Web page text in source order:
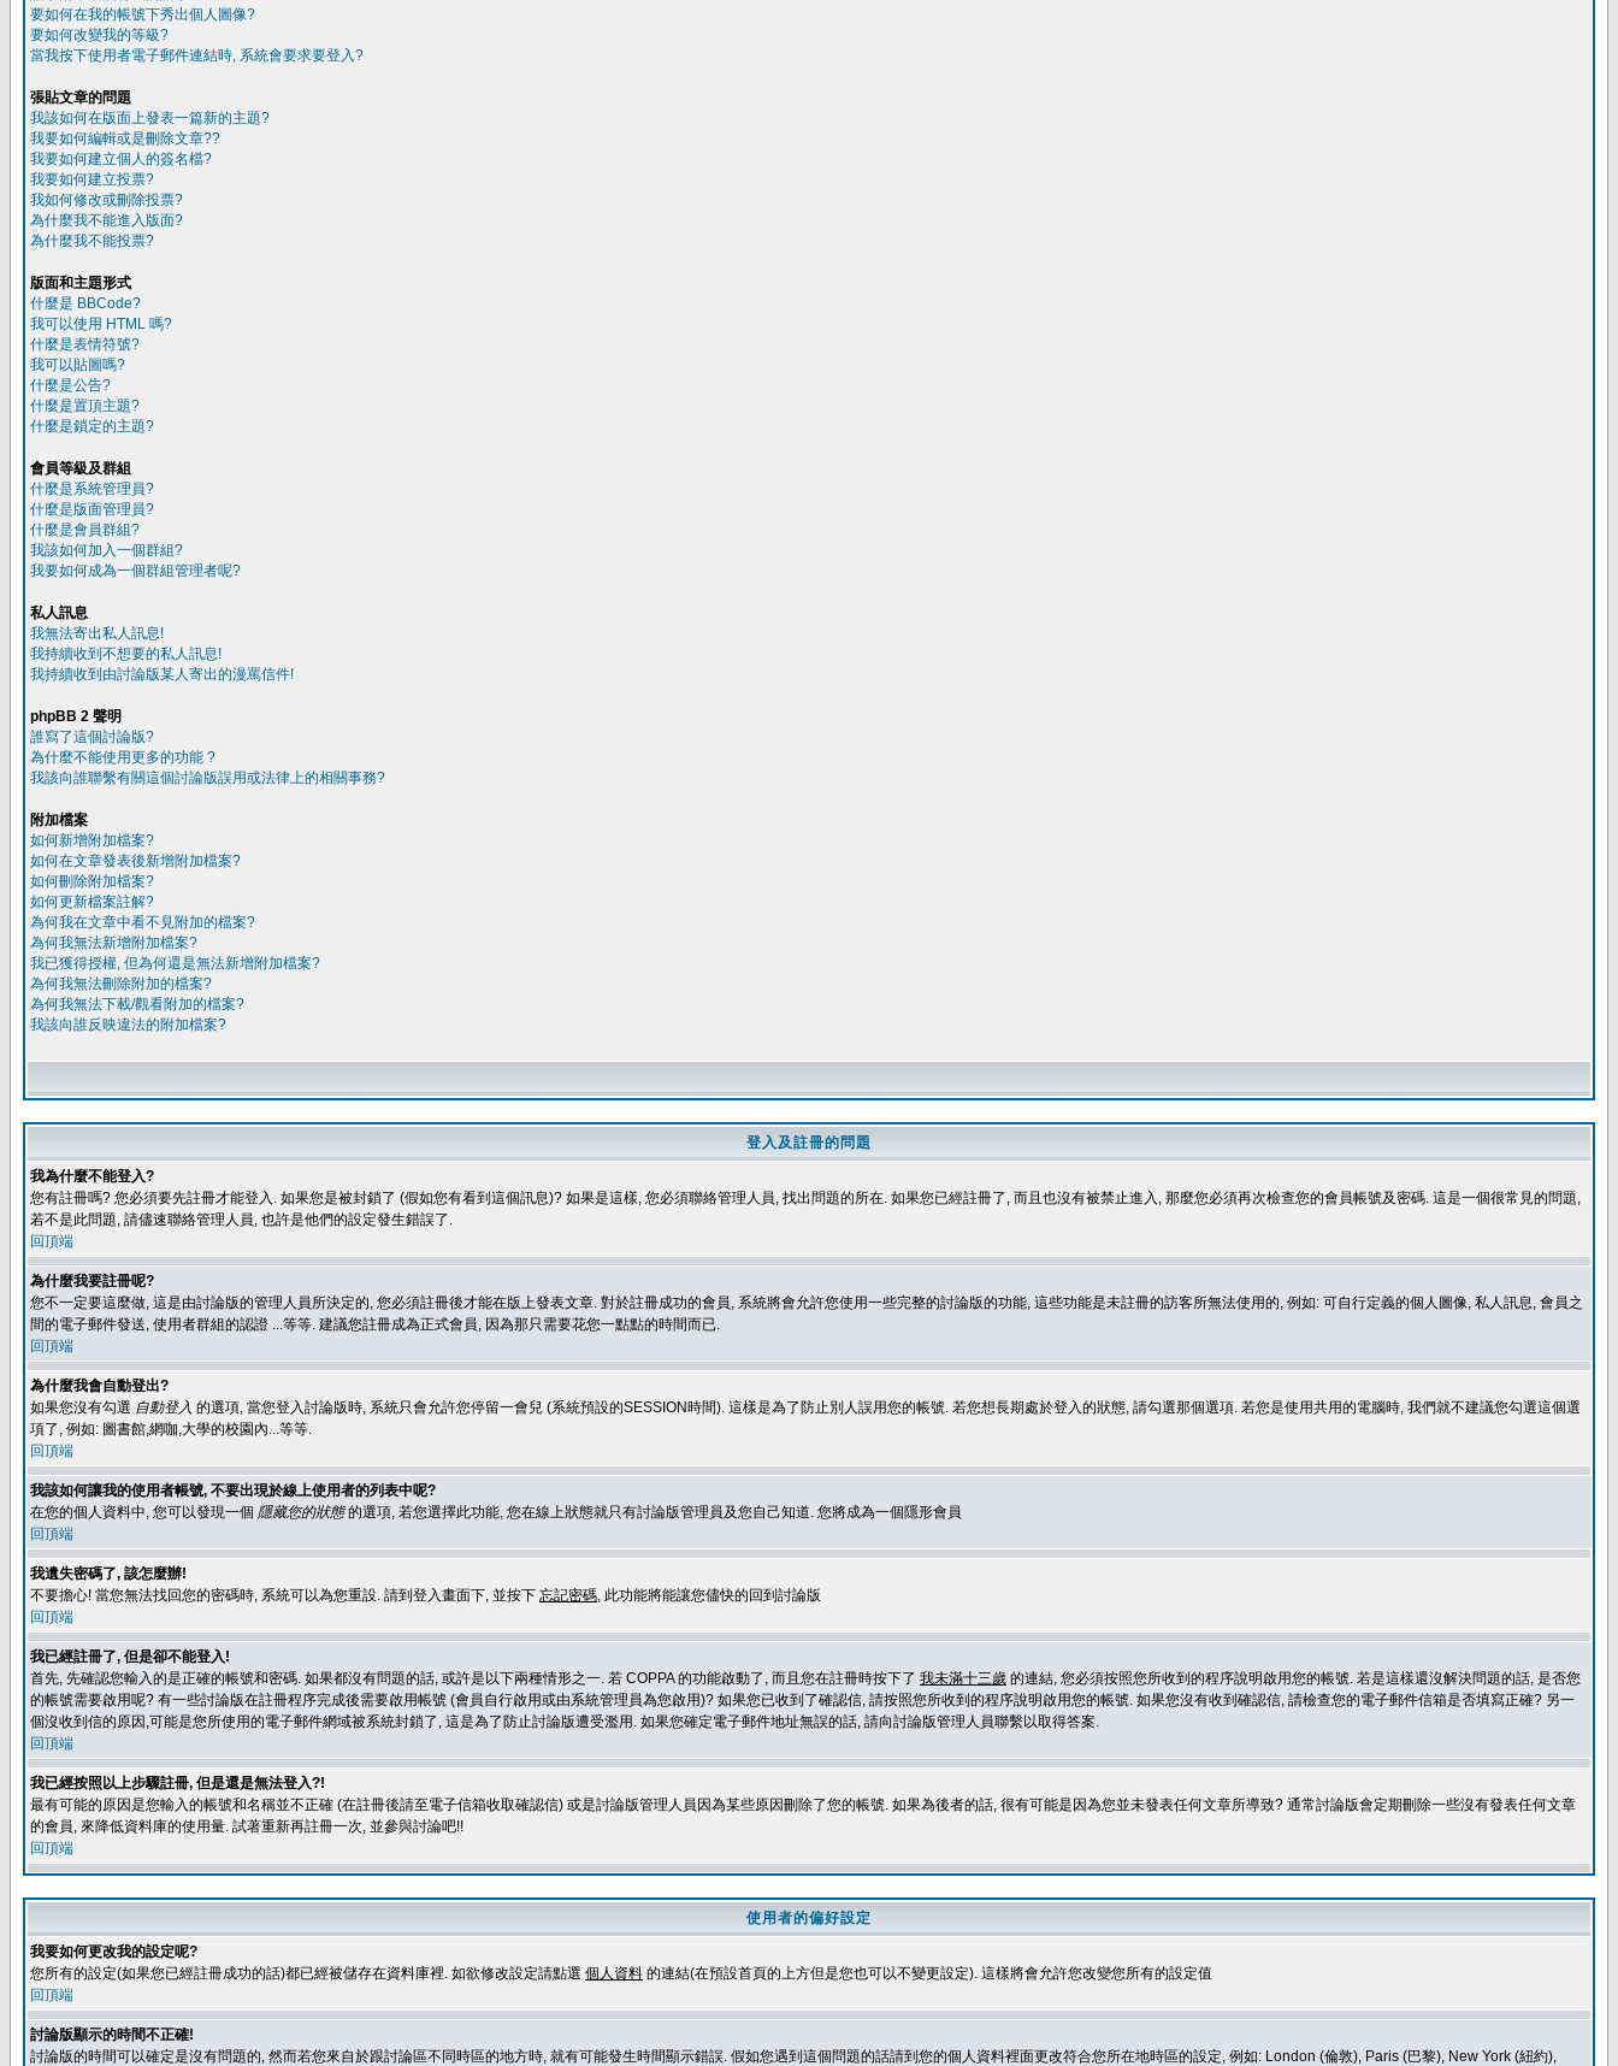
要如何在我的帳號下秀出個人圖像?
要如何改變我的等級?
當我按下使用者電子郵件連結時, 系統會要求要登入?
張貼文章的問題
我該如何在版面上發表一篇新的主題?
我要如何編輯或是刪除文章??
我要如何建立個人的簽名檔?
我要如何建立投票?
我如何修改或刪除投票?
為什麼我不能進入版面?
為什麼我不能投票?
版面和主題形式
什麼是 BBCode?
我可以使用 HTML 嗎?
什麼是表情符號?
我可以貼圖嗎?
什麼是公告?
什麼是置頂主題?
什麼是鎖定的主題?
會員等級及群組
什麼是系統管理員?
什麼是版面管理員?
什麼是會員群組?
我該如何加入一個群組?
我要如何成為一個群組管理者呢?
私人訊息
我無法寄出私人訊息!
我持續收到不想要的私人訊息!
我持續收到由討論版某人寄出的漫罵信件!
phpBB 2 聲明
誰寫了這個討論版?
為什麼不能使用更多的功能 ?
我該向誰聯繫有關這個討論版誤用或法律上的相關事務?
附加檔案
如何新增附加檔案?
如何在文章發表後新增附加檔案?
如何刪除附加檔案?
如何更新檔案註解?
為何我在文章中看不見附加的檔案?
為何我無法新增附加檔案?
我已獲得授權, 但為何還是無法新增附加檔案?
為何我無法刪除附加的檔案?
為何我無法下載/觀看附加的檔案?
我該向誰反映違法的附加檔案?
登入及註冊的問題
我為什麼不能登入?
您有註冊嗎? 您必須要先註冊才能登入. 如果您是被封鎖了 (假如您有看到這個訊息)? 如果是這樣, 您必須聯絡管理人員, 找出問題的所在. 如果您已經註冊了, 而且也沒有被禁止進入, 那麼您必須再次檢查您的會員帳號及密碼. 這是一個很常見的問題,
若不是此問題, 請儘速聯絡管理人員, 也許是他們的設定發生錯誤了.
回頂端
為什麼我要註冊呢?
您不一定要這麼做, 這是由討論版的管理人員所決定的, 您必須註冊後才能在版上發表文章. 對於註冊成功的會員, 系統將會允許您使用一些完整的討論版的功能, 這些功能是未註冊的訪客所無法使用的, 例如: 可自行定義的個人圖像, 私人訊息, 會員之
間的電子郵件發送, 使用者群組的認證 ...等等. 建議您註冊成為正式會員, 因為那只需要花您一點點的時間而已.
回頂端
為什麼我會自動登出?
如果您沒有勾選 自動登入 的選項, 當您登入討論版時, 系統只會允許您停留一會兒 (系統預設的SESSION時間). 這樣是為了防止別人誤用您的帳號. 若您想長期處於登入的狀態, 請勾選那個選項. 若您是使用共用的電腦時, 我們就不建議您勾選這個選
項了, 例如: 圖書館,網咖,大學的校園內...等等.
回頂端
我該如何讓我的使用者帳號, 不要出現於線上使用者的列表中呢?
在您的個人資料中, 您可以發現一個 隱藏您的狀態的選項, 若您選擇此功能, 您在線上狀態就只有討論版管理員及您自己知道. 您將成為一個隱形會員
回頂端
我遺失密碼了, 該怎麼辦!
不要擔心! 當您無法找回您的密碼時, 系統可以為您重設. 請到登入畫面下, 並按下 忘記密碼, 此功能將能讓您儘快的回到討論版
回頂端
我已經註冊了, 但是卻不能登入!
首先, 先確認您輸入的是正確的帳號和密碼. 如果都沒有問題的話, 或許是以下兩種情形之一. 若 COPPA 的功能啟動了, 而且您在註冊時按下了 我未滿十三歲 的連結, 您必須按照您所收到的程序說明啟用您的帳號. 若是這樣還沒解決問題的話, 是否您
的帳號需要啟用呢? 有一些討論版在註冊程序完成後需要啟用帳號 (會員自行啟用或由系統管理員為您啟用)? 如果您已收到了確認信, 請按照您所收到的程序說明啟用您的帳號. 如果您沒有收到確認信, 請檢查您的電子郵件信箱是否填寫正確? 另一
個沒收到信的原因,可能是您所使用的電子郵件網域被系統封鎖了, 這是為了防止討論版遭受濫用. 如果您確定電子郵件地址無誤的話, 請向討論版管理人員聯繫以取得答案.
回頂端
我已經按照以上步驟註冊, 但是還是無法登入?!
最有可能的原因是您輸入的帳號和名稱並不正確 (在註冊後請至電子信箱收取確認信) 或是討論版管理人員因為某些原因刪除了您的帳號. 如果為後者的話, 很有可能是因為您並未發表任何文章所導致? 通常討論版會定期刪除一些沒有發表任何文章
的會員, 來降低資料庫的使用量. 試著重新再註冊一次, 並參與討論吧!!
回頂端
使用者的偏好設定
我要如何更改我的設定呢?
您所有的設定(如果您已經註冊成功的話)都已經被儲存在資料庫裡. 如欲修改設定請點選 個人資料 的連結(在預設首頁的上方但是您也可以不變更設定). 這樣將會允許您改變您所有的設定值
回頂端
討論版顯示的時間不正確!
討論版的時間可以確定是沒有問題的, 然而若您來自於跟討論區不同時區的地方時, 就有可能發生時間顯示錯誤. 假如您遇到這個問題的話請到您的個人資料裡面更改符合您所在地時區的設定, 例如: London (倫敦), Paris (巴黎), New York (紐約),